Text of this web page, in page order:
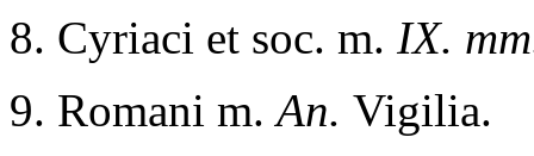
8. Cyriaci et soc. m. IX.
9. Romani m.An. Vigilia.